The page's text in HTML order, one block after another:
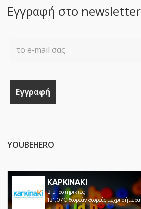
Εγγραφή στο newsletter
YOUBEHERO